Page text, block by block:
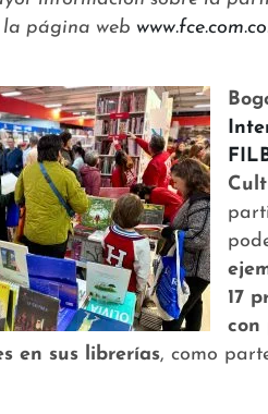
la página web www.fce.com.co
17
con
en sus librerías, como